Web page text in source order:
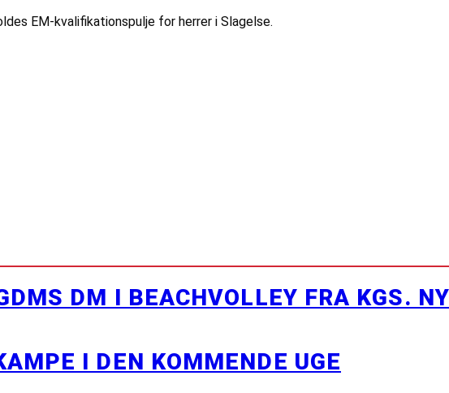
EM-kvalifikationspulje for herrer i Slagelse.
DM I BEACHVOLLEY FRA KGS.
I DEN KOMMENDE UGE